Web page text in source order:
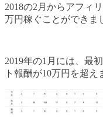
2018の2月からアフィ
万円稼ぐことができま
2019年の1月には、最
ト報酬が10万円を超え